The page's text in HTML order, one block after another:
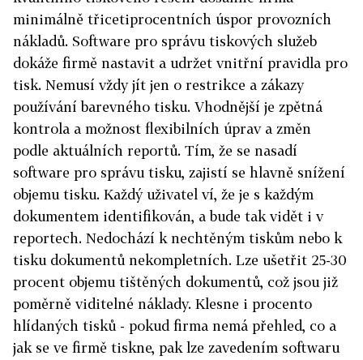
minimálně třicetiprocentních úspor provozních
nákladů. Software pro správu tiskových služeb
dokáže firmě nastavit a udržet vnitřní pravidla pro
tisk. Nemusí vždy jít jen o restrikce a zákazy
používání barevného tisku. Vhodnější je zpětná
kontrola a možnost flexibilních úprav a změn
podle aktuálních reportů. Tím, že se nasadí
software pro správu tisku, zajistí se hlavně snížení
objemu tisku. Každý uživatel ví, že je s každým
dokumentem identifikován, a bude tak vidět i v
reportech. Nedochází k nechtěným tiskům nebo k
tisku dokumentů nekompletních. Lze ušetřit 25-30
procent objemu tištěných dokumentů, což jsou již
poměrně viditelné náklady. Klesne i procento
hlídaných tisků - pokud firma nemá přehled, co a
jak se ve firmě tiskne, pak lze zavedením softwaru